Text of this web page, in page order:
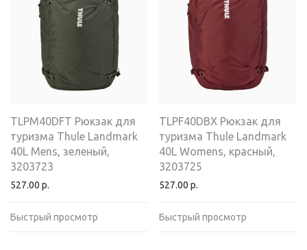
TLPM40DFT Рюкзак для
туризма Thule Landmark
40L Mens, зеленый,
3203723
527.00 р.
Быстрый просмотр
TLPF40DBX Рюкзак для
туризма Thule Landmark
40L Womens, красный,
3203725
527.00 р.
Быстрый просмотр